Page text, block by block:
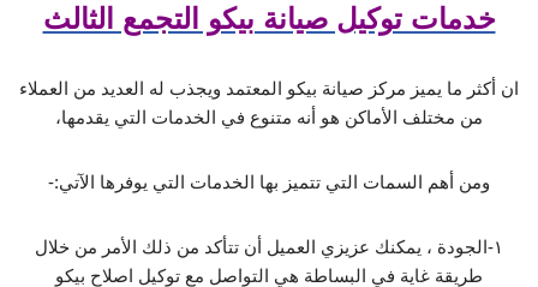
خدمات توكيل صيانة بيكو التجمع الثالث
ان أكثر ما يميز مركز صيانة بيكو المعتمد ويجذب له العديد من العملاء
من مختلف الأماكن هو أنه متنوع في الخدمات التي يقدمها،
ومن أهم السمات التي تتميز بها الخدمات التي يوفرها الآتي:-
١-الجودة ، يمكنك عزيزي العميل أن تتأكد من ذلك الأمر من خلال
طريقة غاية في البساطة هي التواصل مع توكيل اصلاح بيكو